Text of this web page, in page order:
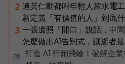
2 連黃仁勳都叫年輕人當水電
新定義「有價值的人」到底
3 一張遺照「開口」說話，中
怎麼做出AI告別式，讓逝者
PR
打造 AI 行銷飛輪！破解企